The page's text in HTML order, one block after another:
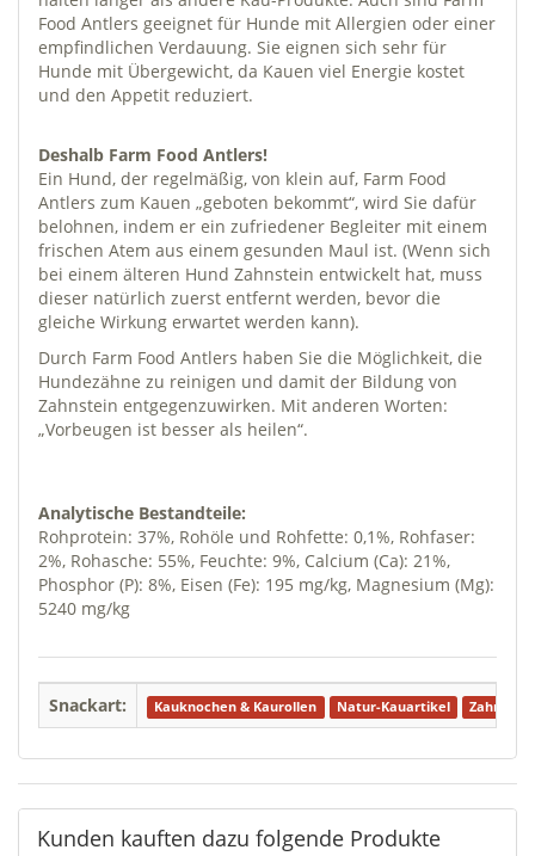
Food Antlers geeignet für Hunde mit Allergien oder einer
empfindlichen Verdauung. Sie eignen sich sehr für
Hunde mit Übergewicht, da Kauen viel Energie kostet
und den Appetit reduziert.
Deshalb Farm Food Antlers!
Ein Hund, der regelmäßig, von klein auf, Farm Food
Antlers zum Kauen „geboten bekommt“, wird Sie dafür
belohnen, indem er ein zufriedener Begleiter mit einem
frischen Atem aus einem gesunden Maul ist. (Wenn sich
bei einem älteren Hund Zahnstein entwickelt hat, muss
dieser natürlich zuerst entfernt werden, bevor die
gleiche Wirkung erwartet werden kann).
Durch Farm Food Antlers haben Sie die Möglichkeit, die
Hundezähne zu reinigen und damit der Bildung von
Zahnstein entgegenzuwirken. Mit anderen Worten:
„Vorbeugen ist besser als heilen“.
Analytische Bestandteile:
Rohprotein: 37%, Rohöle und Rohfette: 0,1%, Rohfaser:
2%, Rohasche: 55%, Feuchte: 9%, Calcium (Ca): 21%,
Phosphor (P): 8%, Eisen (Fe): 195 mg/kg, Magnesium (Mg):
5240 mg/kg
Snackart: Kauknochen & Kaurollen Natur-Kauartikel
Kunden kauften dazu folgende Produkte